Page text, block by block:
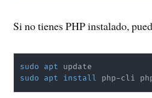
Si no tienes PHP instalado,
sudo apt
sudo
apt install php-cli